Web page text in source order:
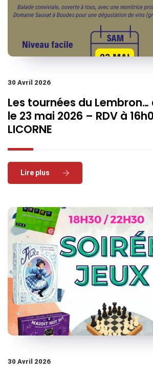
30 Avril 2026
Les tournées du Lembron…
le 23 mai 2026 – RDV à
LICORNE
Read More
30 Avril 2026